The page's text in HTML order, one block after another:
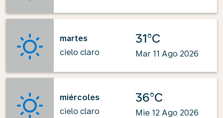
martes
cielo claro
31°C
Mar 11 Ago 2026
miércoles
cielo claro
36°C
Mie 12 Ago 2026